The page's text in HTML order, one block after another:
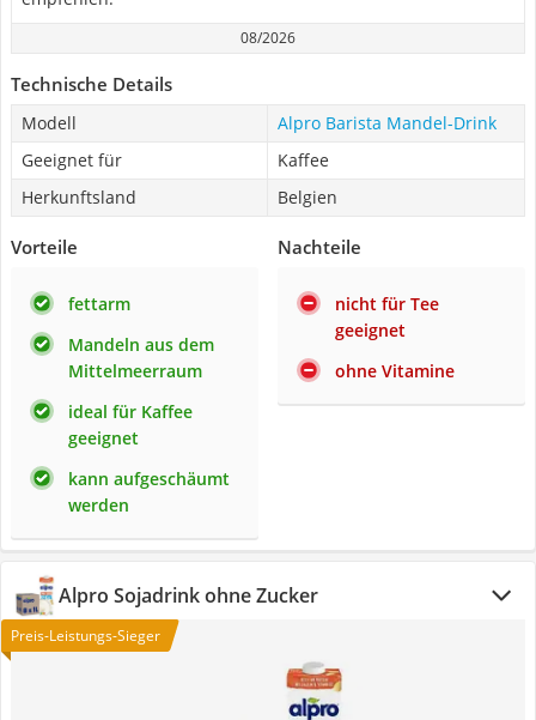
08/2026
Technische Details
Modell
Alpro Barista Mandel-Drink
Geeignet für
Kaffee
Herkunftsland
Belgien
Vorteile
fettarm
Mandeln aus dem
Mittelmeerraum
ideal für Kaffee
geeignet
kann aufgeschäumt
werden
Nachteile
nicht für Tee
geeignet
ohne Vitamine
Alpro Sojadrink ohne Zucker
Preis-Leistungs-Sieger